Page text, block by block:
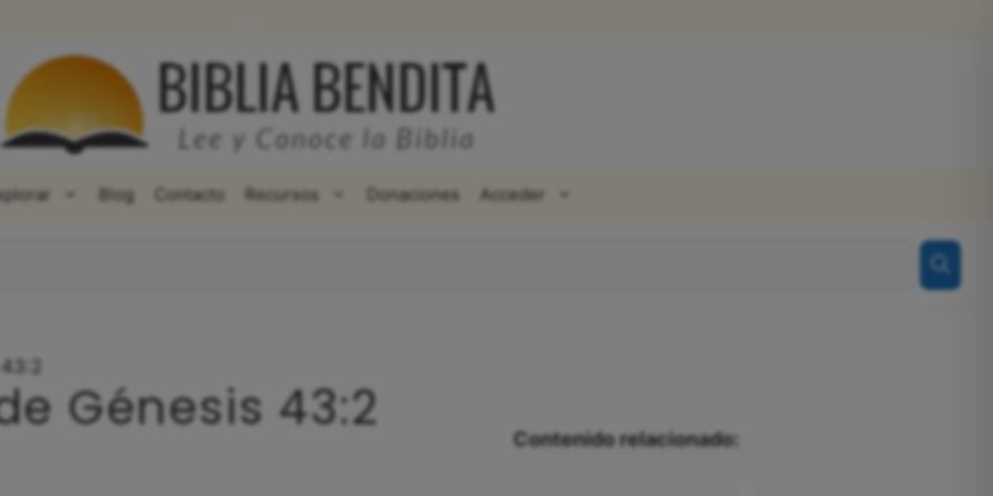
Blog Contacto Recursos Donaciones Acceder
Génesis 43:2 Contenido relacionado: